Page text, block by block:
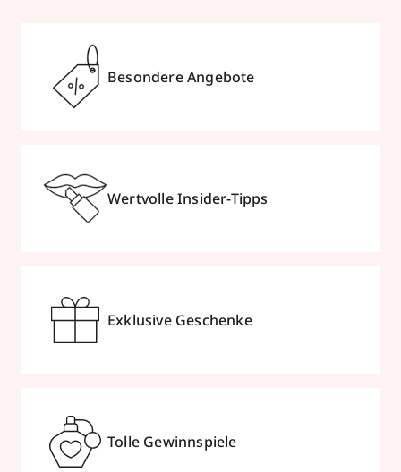
Besondere Angebote
Wertvolle Insider-Tipps
Exklusive Geschenke
Tolle Gewinnspiele